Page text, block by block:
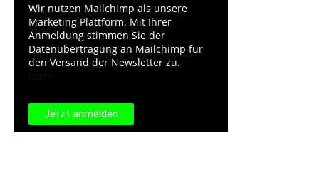
Wir nutzen Mailchimp als unsere
Marketing Plattform. Mit Ihrer
Anmeldung stimmen Sie der
Datenübertragung an Mailchimp für
den Versand der Newsletter zu.